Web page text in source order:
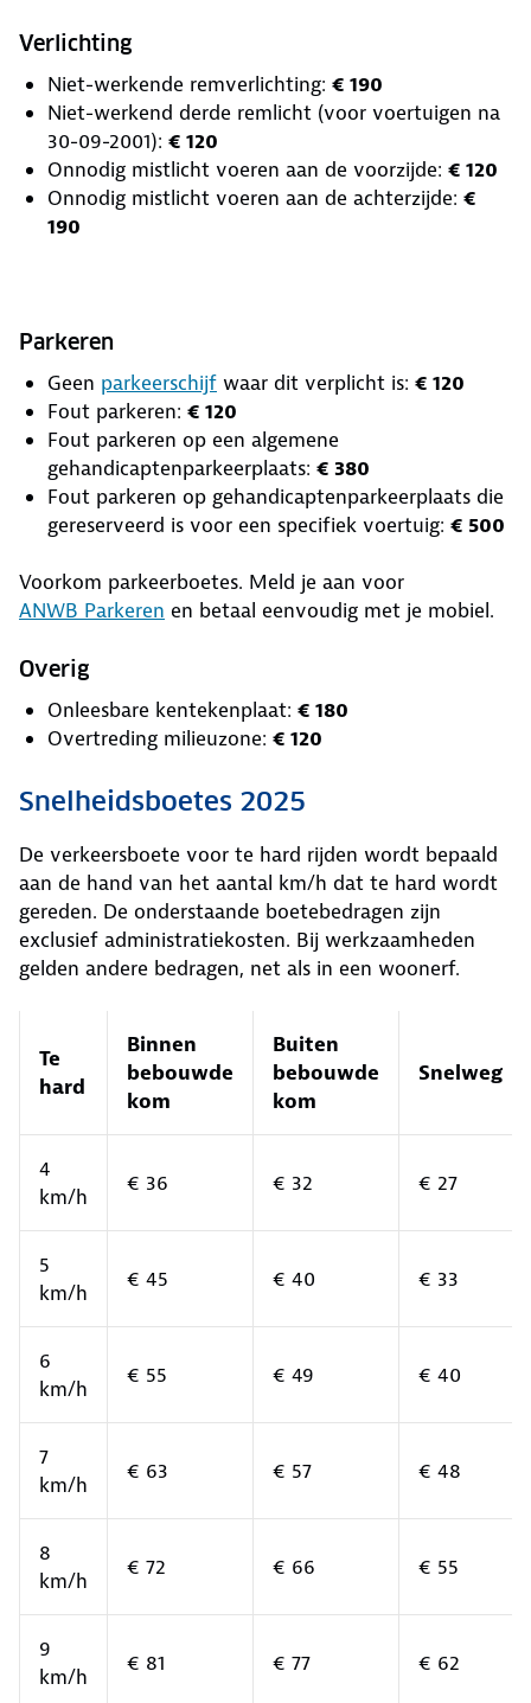
Verlichting
Niet-werkende remverlichting: € 190
Niet-werkend derde remlicht (voor voertuigen na
30-09-2001): € 120
Onnodig mistlicht voeren aan de voorzijde: € 120
Onnodig mistlicht voeren aan de achterzijde: €
190
Parkeren
Geen parkeerschijf waar dit verplicht is: € 120
Fout parkeren: € 120
Fout parkeren op een algemene
gehandicaptenparkeerplaats: € 380
Fout parkeren op gehandicaptenparkeerplaats die
gereserveerd is voor een specifiek voertuig: € 500
Voorkom parkeerboetes. Meld je aan voor
ANWB Parkeren en betaal eenvoudig met je mobiel.
Overig
Onleesbare kentekenplaat: € 180
Overtreding milieuzone: € 120
Snelheidsboetes 2025
De verkeersboete voor te hard rijden wordt bepaald
aan de hand van het aantal km/h dat te hard wordt
gereden. De onderstaande boetebedragen zijn
exclusief administratiekosten. Bij werkzaamheden
gelden andere bedragen, net als in een woonerf.
Te
hard
Binnen
bebouwde
kom
Buiten
bebouwde
kom
Snelweg
4
km/h
€ 36 € 32 € 27
5
km/h
€ 45 € 40 € 33
6
km/h
€ 55 € 49 € 40
7
km/h
€ 63 € 57 € 48
8
km/h
€ 72 € 66 € 55
9
km/h
€ 81 € 77 € 62